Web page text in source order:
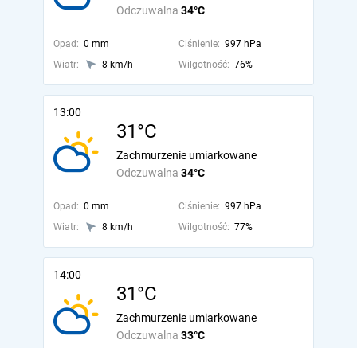
Odczuwalna 34°C
Opad: 0 mm Ciśnienie: 997 hPa
Wiatr:
8 km/h Wilgotność: 76%
13:00
31°C
Odczuwalna 34°C
Zachmurzenie umiarkowane
Opad: 0 mm Ciśnienie: 997 hPa
Wiatr:
8 km/h Wilgotność: 77%
14:00
31°C
Odczuwalna 33°C
Zachmurzenie umiarkowane